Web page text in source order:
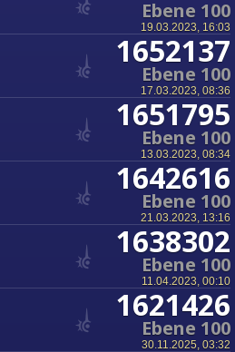
Ebene 100
19.03.2023, 16:03
1652137
Ebene 100
17.03.2023, 08:36
1651795
Ebene 100
13.03.2023, 08:34
1642616
Ebene 100
21.03.2023, 13:16
1638302
Ebene 100
11.04.2023, 00:10
1621426
Ebene 100
30.11.2025, 03:32